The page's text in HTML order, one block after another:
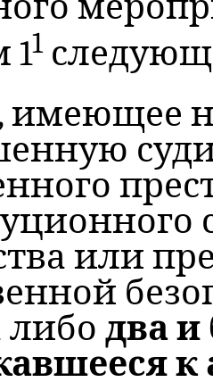
11
имеющее
или
либо два и